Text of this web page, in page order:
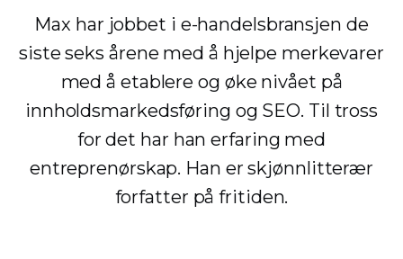
Max har jobbet i e-handelsbransjen de
siste seks årene med å hjelpe merkevarer
med å etablere og øke nivået på
innholdsmarkedsføring og SEO. Til tross
for det har han erfaring med
entreprenørskap. Han er skjønnlitterær
forfatter på fritiden.